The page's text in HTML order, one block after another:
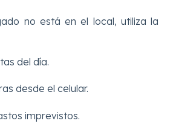
no está en el local, utiliza la
del día.
desde el celular.
imprevistos.